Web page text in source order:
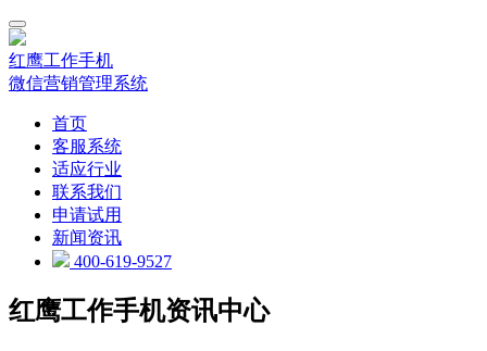
红鹰工作手机
微信营销管理系统
首页
客服系统
适应行业
联系我们
申请试用
新闻资讯
400-619-9527
红鹰工作手机资讯中心